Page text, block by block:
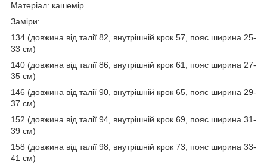
Матеріал: кашемір
Заміри:
134 (довжина від талії 82, внутрішній крок 57, пояс ширина 25-
33 см)
140 (довжина від талії 86, внутрішній крок 61, пояс ширина 27-
35 см)
146 (довжина від талії 90, внутрішній крок 65, пояс ширина 29-
37 см)
152 (довжина від талії 94, внутрішній крок 69, пояс ширина 31-
39 см)
158 (довжина від талії 98, внутрішній крок 73, пояс ширина 33-
41 см)